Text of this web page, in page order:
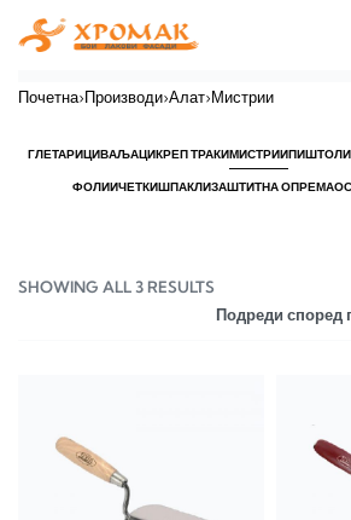
Почетна›Производи›Алат›Мистрии
ГЛЕТАРИЦИВАЉАЦИКРЕП ТРАКИМИСТРИИПИШТОЛИ
ФОЛИИЧЕТКИШПАКЛИЗАШТИТНА ОПРЕМА
SHOWING ALL 3 RESULTS
Подреди според